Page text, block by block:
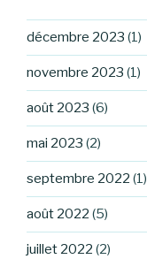
décembre 2023 (1)
novembre 2023 (1)
août 2023 (6)
mai 2023 (2)
septembre 2022 (1)
août 2022 (5)
juillet 2022 (2)